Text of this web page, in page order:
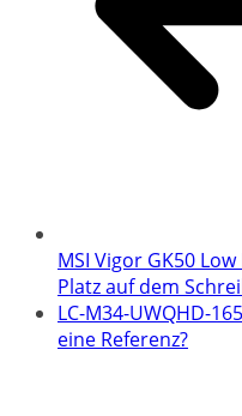
MSI Vigor GK50
Platz auf dem
LC-M34-UWQHD-
eine Referenz?